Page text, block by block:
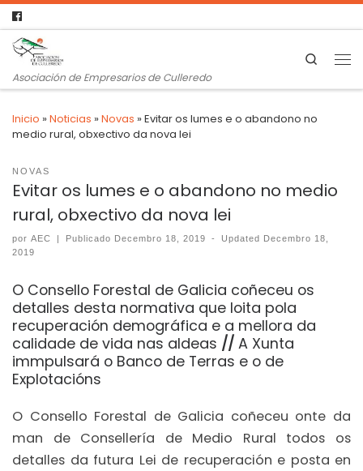
Asociación de Empresarios de Culleredo
Search
Inicio »Noticias »Novas »Evitar os lumes e o abandono no
medio rural, obxectivo da nova lei
NOVAS
Evitar os lumes e o abandono no medio
rural, obxectivo da nova lei
por AEC | Publicado Decembro 18, 2019 - Updated Decembro 18,
2019
O Consello Forestal de Galicia coñeceu os
detalles desta normativa que loita pola
recuperación demográfica e a mellora da
calidade de vida nas aldeas // A Xunta
immpulsará o Banco de Terras e o de
Explotacións
O Consello Forestal de Galicia coñeceu onte da
man de Consellería de Medio Rural todos os
detalles da futura Lei de recuperación e posta en